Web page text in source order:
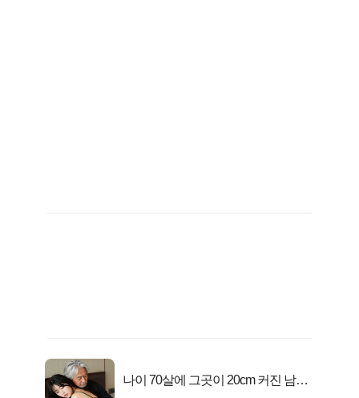
나이 70살에 그곳이 20cm 커진 남자..